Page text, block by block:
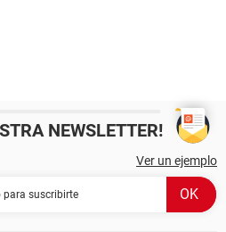
NEWSLETTER!
Ver un ejemplo